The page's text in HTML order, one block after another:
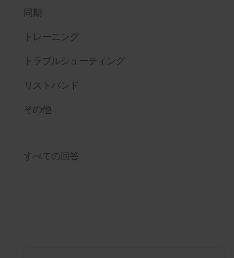
同期
トレーニング
トラブルシューティング
リストバンド
その他
すべての回答